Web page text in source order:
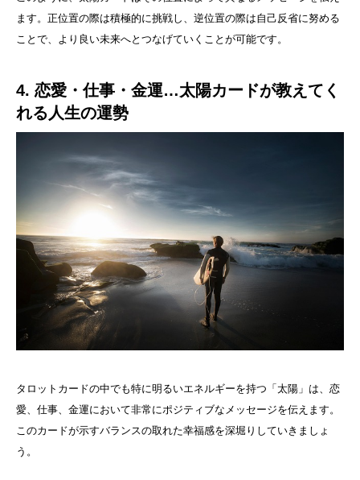
ます。正位置の際は積極的に挑戦し、逆位置の際は自己反省に努める
ことで、より良い未来へとつなげていくことが可能です。
4. 恋愛・仕事・金運…太陽カードが教えてく
れる人生の運勢
タロットカードの中でも特に明るいエネルギーを持つ「太陽」は、恋
愛、仕事、金運において非常にポジティブなメッセージを伝えます。
このカードが示すバランスの取れた幸福感を深堀りしていきましょ
う。